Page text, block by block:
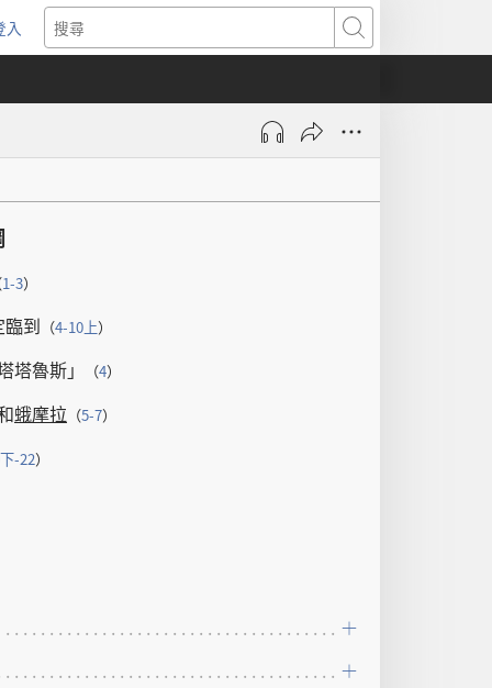
入
開
搜
尋
1-3）
臨到 （4-10 上）
塔魯斯」 （4）
蛾摩拉 （5-7）
下-22）